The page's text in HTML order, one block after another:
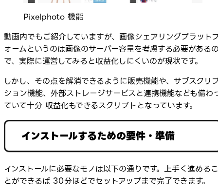
Pixelphoto 機能
動画内でもご紹介していますが、画像シェアリングプラット
ォームというのは画像のサーバー容量を考慮する必要がある
で、実際に運営してみると収益化しにくいのが現状です。
しかし、その点を解消できるように販売機能や、サブスクリ
ション機能、外部ストレージサービスと連携機能なども備わ
ていて十分 収益化もできるスクリプトとなっています。
インストールするための要件・準備
インストールに必要なモノは以下の通りです。上手く進めるこ
とができるば 30分ほどでセットアップまで完了できます。